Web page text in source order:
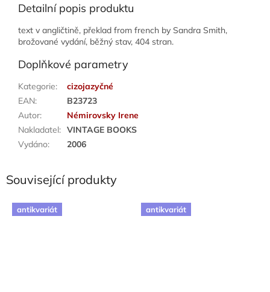
Detailní popis produktu
text v angličtině, překlad from french by Sandra Smith,
brožované vydání, běžný stav, 404 stran.
Doplňkové parametry
Kategorie:
cizojazyčné
EAN:
B23723
Autor:
Némirovsky Irene
Nakladatel: VINTAGE BOOKS
Vydáno: 2006
Související produkty
antikvariát antikvariát